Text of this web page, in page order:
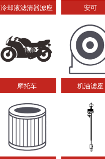
冷却液滤清器滤座 安可
摩托车 机油滤座